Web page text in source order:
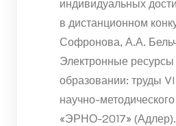
индивидуальных
в дистанционном
Софронова, А.А.
Электронные
образовании: труды
научно-
«ЭРНО-2017»